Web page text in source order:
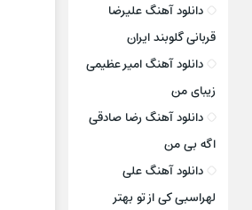
دانلود آهنگ علیرضا
قربانی گلوبند ایران
دانلود آهنگ امیر عظیمی
زیبای من
دانلود آهنگ رضا صادقی
اگه بی من
دانلود آهنگ علی
لهراسبی کی از تو ‌بهتر